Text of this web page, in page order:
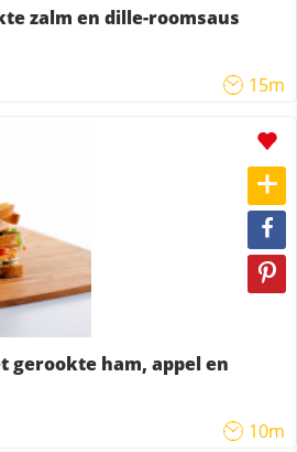
zalm en dille-roomsaus
15m
gerookte ham, appel en
10m